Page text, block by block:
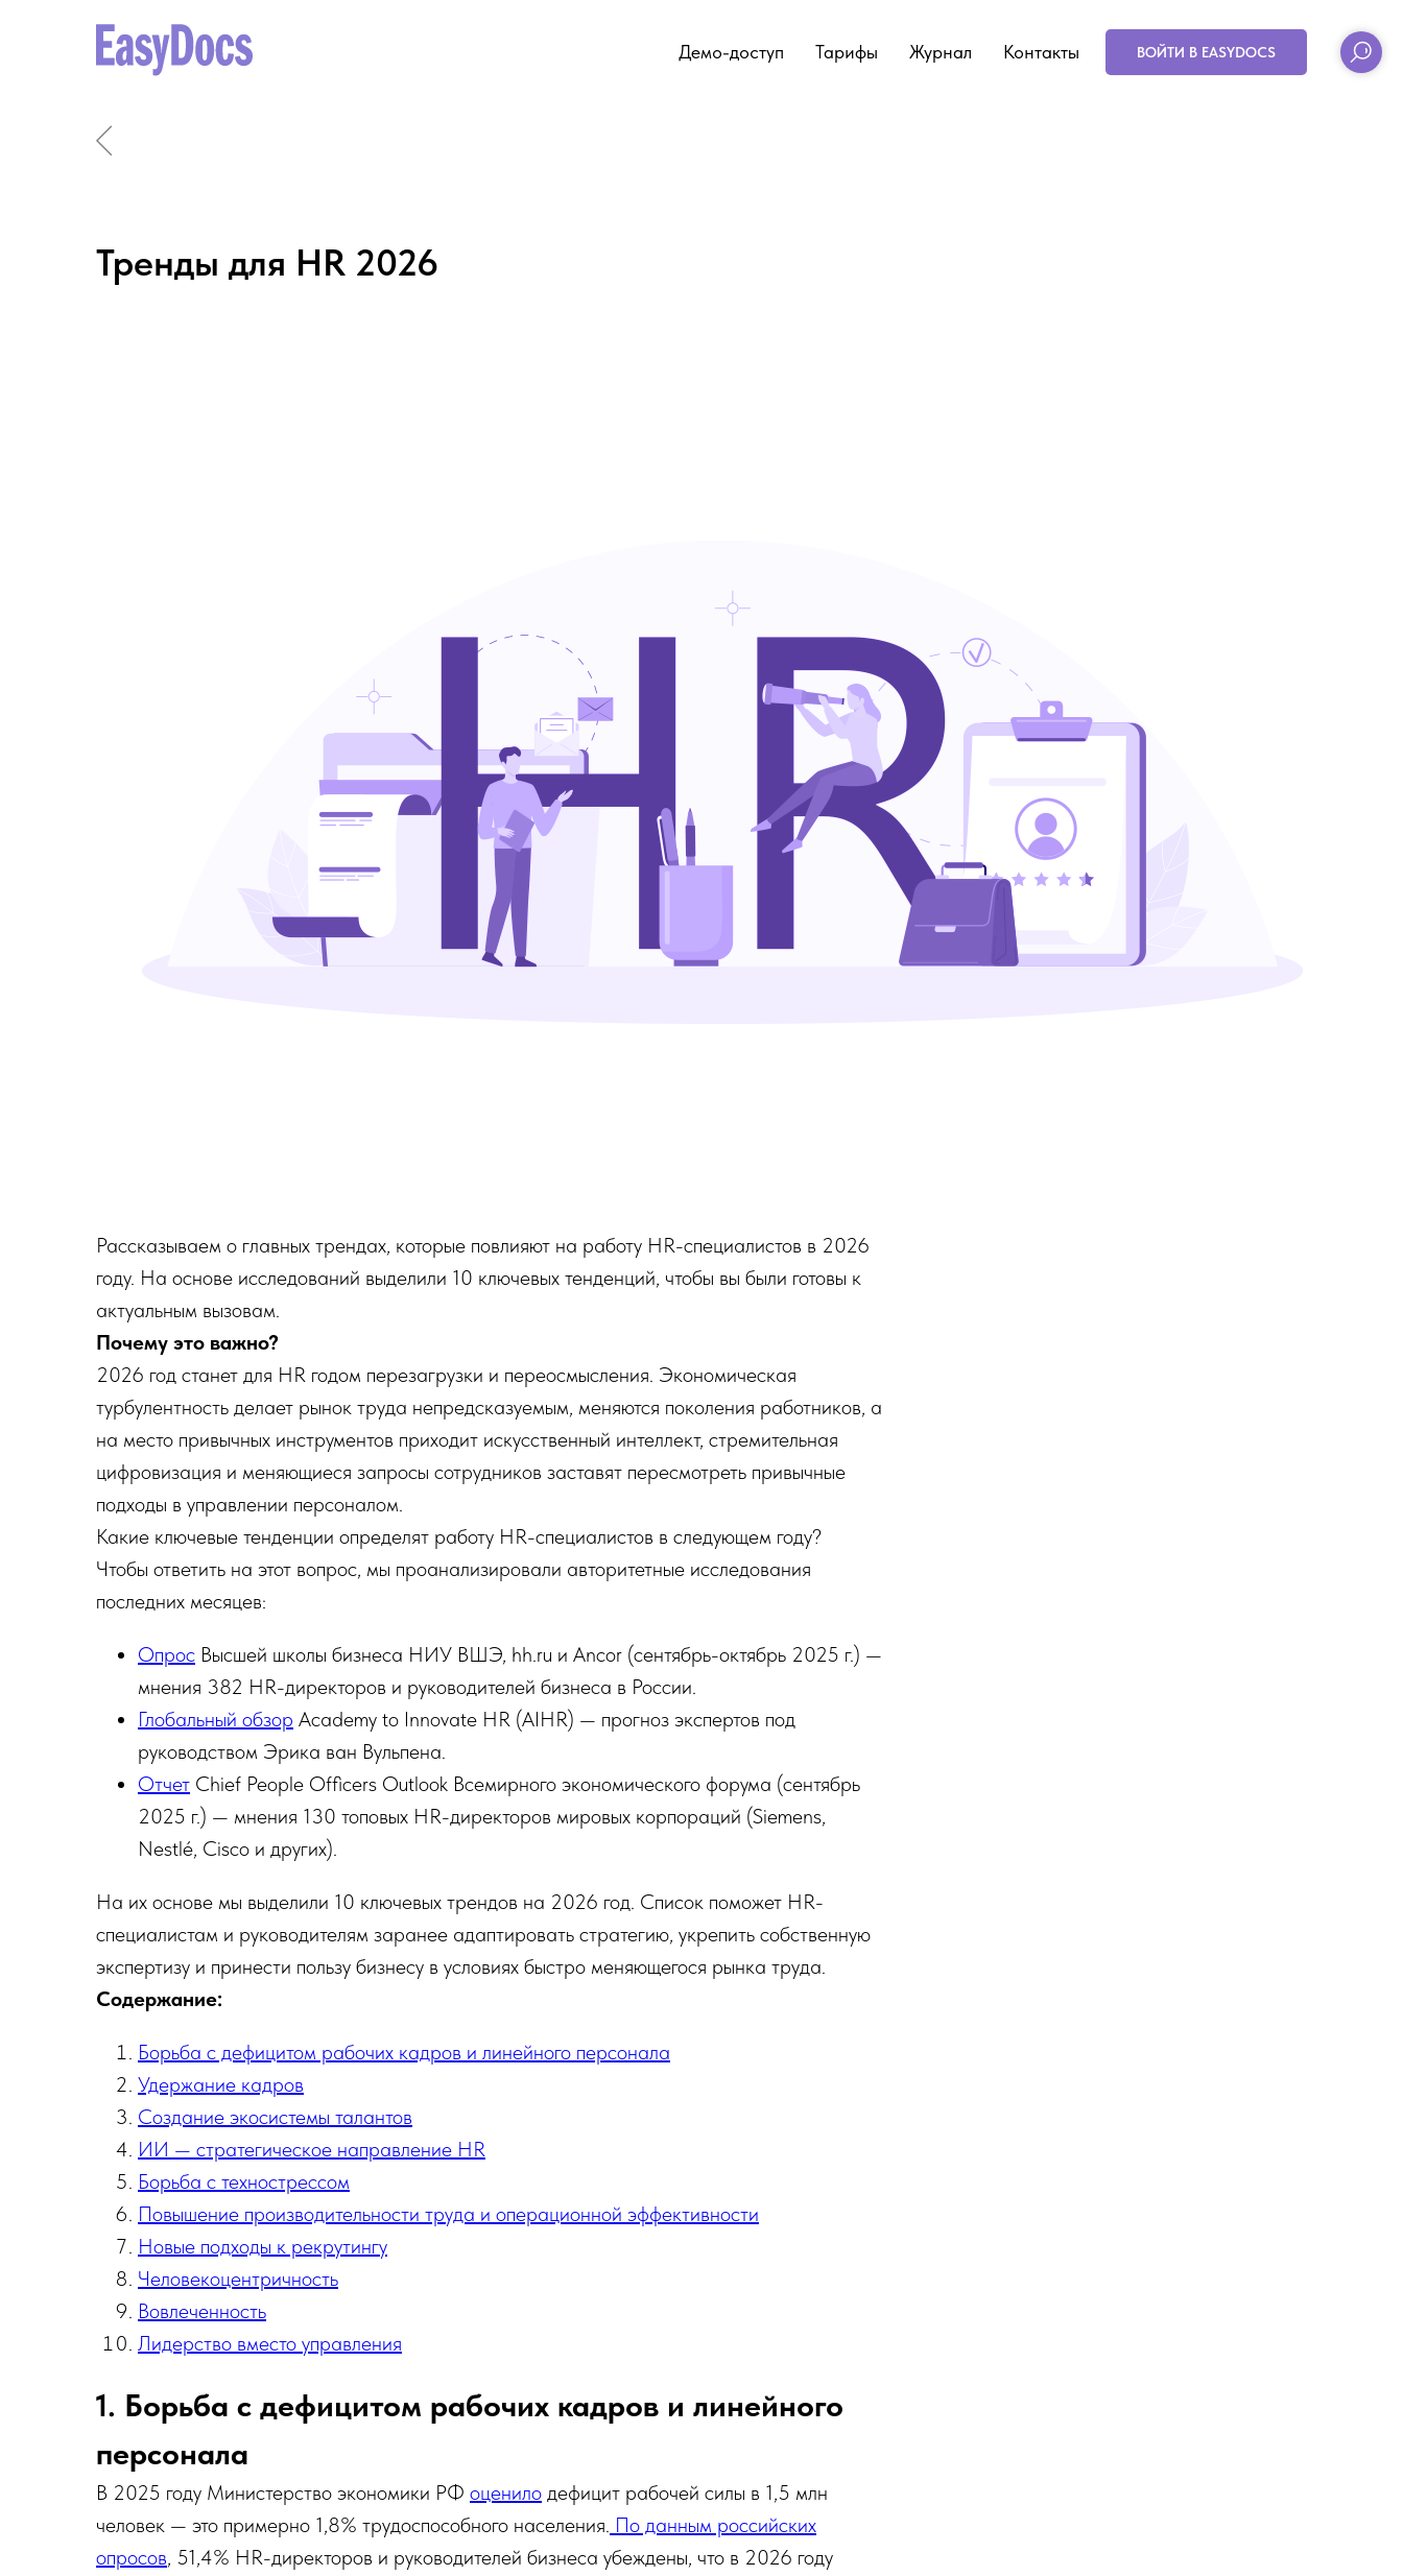
Демо-доступ Тарифы Журнал Контакты ВОЙТИ В EASYDOCS
Тренды для HR 2026
Рассказываем о главных трендах, которые повлияют на работу HR-специалистов в 2026
году. На основе исследований выделили 10 ключевых тенденций, чтобы вы были готовы к
актуальным вызовам.
Почему это важно?
2026 год станет для HR годом перезагрузки и переосмысления. Экономическая
турбулентность делает рынок труда непредсказуемым, меняются поколения работников, а
на место привычных инструментов приходит искусственный интеллект, стремительная
цифровизация и меняющиеся запросы сотрудников заставят пересмотреть привычные
подходы в управлении персоналом.
Какие ключевые тенденции определят работу HR-специалистов в следующем году?
Чтобы ответить на этот вопрос, мы проанализировали авторитетные исследования
последних месяцев:
Опрос Высшей школы бизнеса НИУ ВШЭ, hh.ru и Ancor (сентябрь-октябрь 2025 г.) —
мнения 382 HR-директоров и руководителей бизнеса в России.
Глобальный обзор Academy to Innovate HR (AIHR) — прогноз экспертов под
руководством Эрика ван Вульпена.
Отчет Chief People Officers Outlook Всемирного экономического форума (сентябрь
2025 г.) — мнения 130 топовых HR-директоров мировых корпораций (Siemens,
Nestlé, Cisco и других).
На их основе мы выделили 10 ключевых трендов на 2026 год. Список поможет HR-
специалистам и руководителям заранее адаптировать стратегию, укрепить собственную
экспертизу и принести пользу бизнесу в условиях быстро меняющегося рынка труда.
Содержание:
Борьба с дефицитом рабочих кадров и линейного персонала
Удержание кадров
Создание экосистемы талантов
ИИ — стратегическое направление HR
Борьба с технострессом
Повышение производительности труда и операционной эффективности
Новые подходы к рекрутингу
Человекоцентричность
Вовлеченность
Лидерство вместо управления
1. Борьба с дефицитом рабочих кадров и линейного
персонала
В 2025 году Министерство экономики РФ оценило дефицит рабочей силы в 1,5 млн
человек — это примерно 1,8% трудоспособного населения. По данным российских
опросов, 51,4% HR-директоров и руководителей бизнеса убеждены, что в 2026 году